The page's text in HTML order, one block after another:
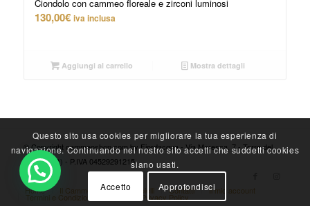
Ciondolo con cammeo floreale e zirconi luminosi
130,00€ iva inclusa
Aggiungi al carrello Mostra dettagli
© Copyright cammeoshop.com by Fiordacqua - Via Maresca, 7 - Torre del
Greco (NA) - P.IVA 04529291215
Home Il Cammeo I nostri gioielli Contatti Il mio account
Termini e Condizioni di vendita Privacy Policy
Questo sito usa cookies per migliorare la tua esperienza di
navigazione. Continuando nel nostro sito accetti che suddetti cookies
siano usati.
Accetto
Approfondisci